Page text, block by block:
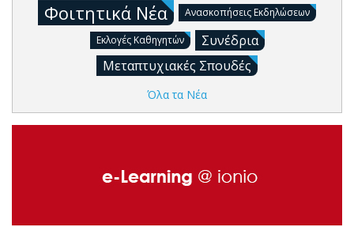
Φοιτητικά Νέα
Ανασκοπήσεις Εκδηλώσεων
Εκλογές Καθηγητών
Συνέδρια
Μεταπτυχιακές Σπουδές
Όλα τα Νέα